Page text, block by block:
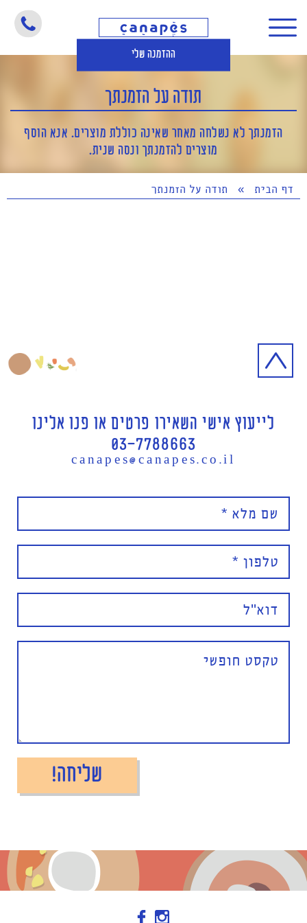
ההזמנה שלי
תודה על הזמנתך
הזמנתך לא נשלחה מאחר שאינה כוללת מוצרים. אנא הוסף
מוצרים להזמנתך ונסה שנית.
דף הבית » תודה על הזמנתך
לייעוץ אישי השאירו פרטים או פנו אלינו
03-7788663
canapes@canapes.co.il